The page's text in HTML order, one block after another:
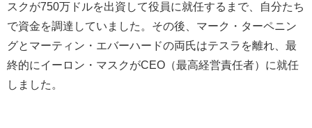
スクが750万ドルを出資して役員に就任するまで、自分たち
で資金を調達していました。その後、マーク・ターペニン
グとマーティン・エバーハードの両氏はテスラを離れ、最
終的にイーロン・マスクがCEO （最高経営責任者）に就任
しました。